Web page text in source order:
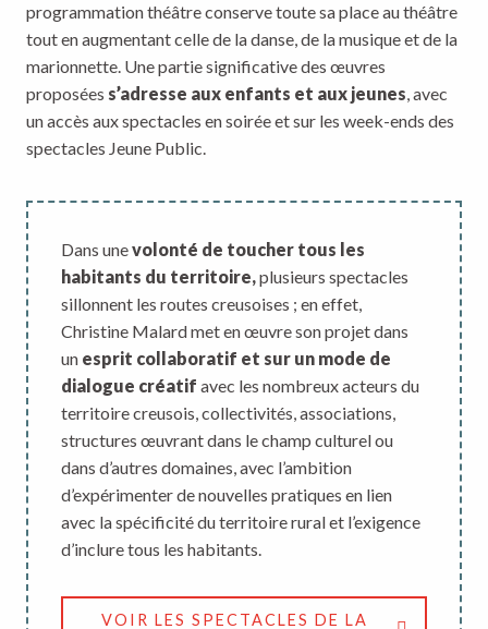
programmation théâtre conserve toute sa place au théâtre
tout en augmentant celle de la danse, de la musique et de la
marionnette. Une partie significative des œuvres
proposées s’adresse aux enfants et aux jeunes, avec
un accès aux spectacles en soirée et sur les week-ends des
spectacles Jeune Public.
Dans unevolonté de toucher tous les
habitants du territoire,plusieurs spectacles
sillonnent les routes creusoises ; en effet,
Christine Malard met en œuvre son projet dans
un esprit collaboratif et sur un mode de
dialogue créatif avec les nombreux acteurs du
territoire creusois, collectivités, associations,
structures œuvrant dans le champ culturel ou
dans d’autres domaines, avec l’ambition
d’expérimenter de nouvelles pratiques en lien
avec la spécificité du territoire rural et l’exigence
d’inclure tous les habitants.
VOIR LES SPECTACLES DE LA